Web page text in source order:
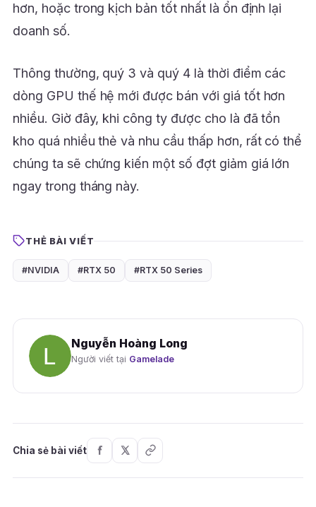
hơn, hoặc trong kịch bản tốt nhất là ổn định lại
doanh số.
Thông thường, quý 3 và quý 4 là thời điểm các
dòng GPU thế hệ mới được bán với giá tốt hơn
nhiều. Giờ đây, khi công ty được cho là đã tồn
kho quá nhiều thẻ và nhu cầu thấp hơn, rất có thể
chúng ta sẽ chứng kiến một số đợt giảm giá lớn
ngay trong tháng này.
THẺ BÀI VIẾT
#NVIDIA #RTX 50 #RTX 50 Series
Nguyễn Hoàng Long
Người viết tại Gamelade
Chia sẻ bài viết